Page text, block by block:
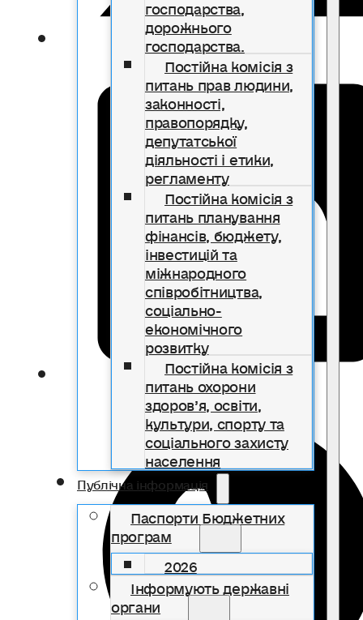
господарства,
дорожнього
господарства.
Постійна комісія з
питань прав людини,
законності,
правопорядку,
депутатської
діяльності і етики,
регламенту
Постійна комісія з
питань планування
фінансів, бюджету,
інвестицій та
міжнародного
співробітництва,
соціально-
економічного
розвитку
Постійна комісія з
питань охорони
здоров’я, освіти,
культури, спорту та
соціального захисту
населення
Публічна інформація
Паспорти Бюджетних
програм
2026
Інформують державні
органи